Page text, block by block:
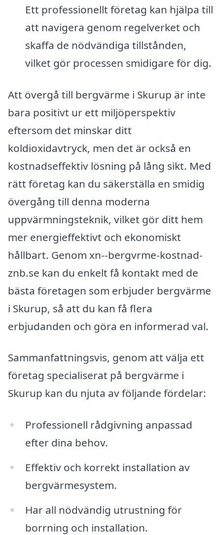
Ett professionellt företag kan hjälpa till
att navigera genom regelverket och
skaffa de nödvändiga tillstånden,
vilket gör processen smidigare för dig.
Att övergå till bergvärme i Skurup är inte
bara positivt ur ett miljöperspektiv
eftersom det minskar ditt
koldioxidavtryck, men det är också en
kostnadseffektiv lösning på lång sikt. Med
rätt företag kan du säkerställa en smidig
övergång till denna moderna
uppvärmningsteknik, vilket gör ditt hem
mer energieffektivt och ekonomiskt
hållbart. Genom xn--bergvrme-kostnad-
znb.se kan du enkelt få kontakt med de
bästa företagen som erbjuder bergvärme
i Skurup, så att du kan få flera
erbjudanden och göra en informerad val.
Sammanfattningsvis, genom att välja ett
företag specialiserat på bergvärme i
Skurup kan du njuta av följande fördelar:
Professionell rådgivning anpassad
efter dina behov.
Effektiv och korrekt installation av
bergvärmesystem.
Har all nödvändig utrustning för
borrning och installation.